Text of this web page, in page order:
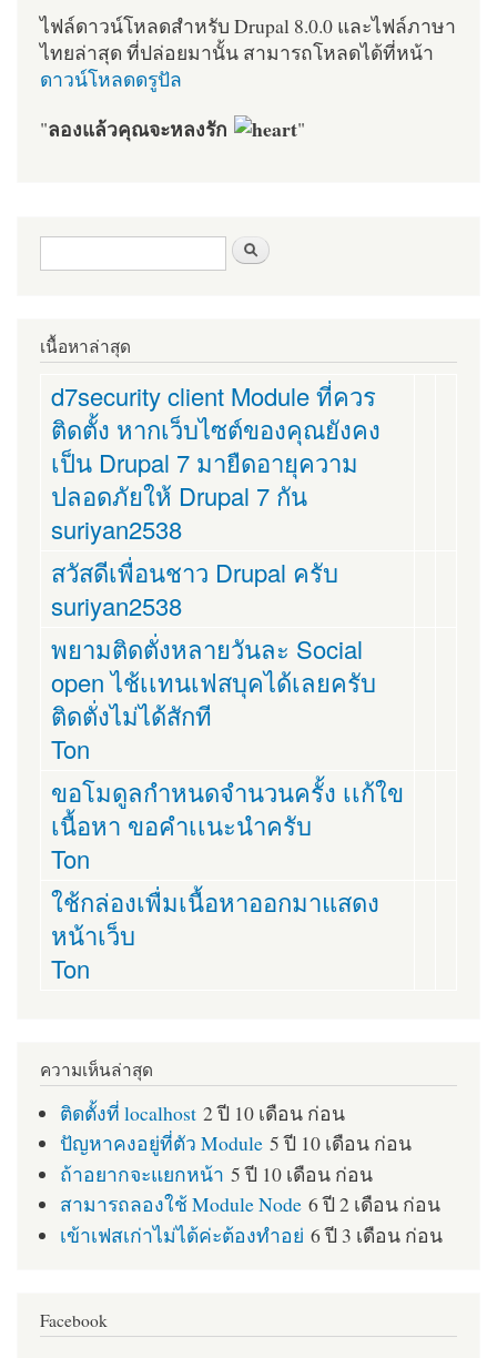
ไฟล์ดาวน์โหลดสำหรับ Drupal 8.0.0 และไฟล์ภาษา
ไทยล่าสุด ที่ปล่อยมานั้น สามารถโหลดได้ที่หน้า
ดาวน์โหลดดรูปัล
"ลองแล้วคุณจะหลงรัก "
ฟอร์มค้นหา
เนื้อหาล่าสุด
d7security client Module ที่ควร
ติดตั้ง หากเว็บไซต์ของคุณยังคง
เป็น Drupal 7 มายืดอายุความ
ปลอดภัยให้ Drupal 7 กัน
suriyan2538
สวัสดีเพื่อนชาว Drupal ครับ
suriyan2538
พยามติดตั่งหลายวันละ Social
open ไช้เเทนเฟสบุคได้เลยครับ
ติดตั่งไม่ได้สักที
Ton
ขอโมดูลกำหนดจำนวนครั้ง เเก้ใข
เนื้อหา ขอคำเเนะนำครับ
Ton
ใช้กล่องเพื่มเนื้อหาออกมาแสดง
หน้าเว็บ
Ton
ความเห็นล่าสุด
ติดตั้งที่ localhost 2 ปี 10 เดือน ก่อน
ปัญหาคงอยู่ที่ตัว Module 5 ปี 10 เดือน ก่อน
ถ้าอยากจะแยกหน้า 5 ปี 10 เดือน ก่อน
สามารถลองใช้ Module Node 6 ปี 2 เดือน ก่อน
เข้าเฟสเก่าไม่ได้ค่ะต้องทำอย่ 6 ปี 3 เดือน ก่อน
Facebook